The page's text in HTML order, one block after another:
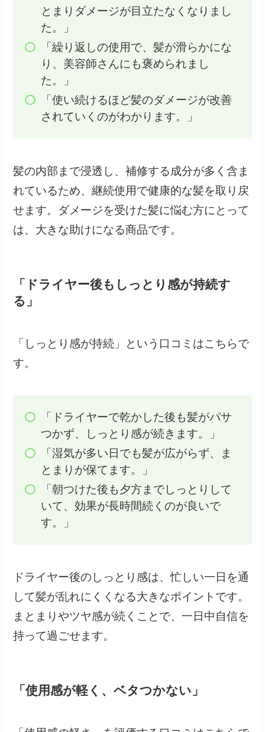
とまりダメージが目立たなくなりまし
た。」
「繰り返しの使用で、髪が滑らかにな
り、美容師さんにも褒められまし
た。」
「使い続けるほど髪のダメージが改善
されていくのがわかります。」
髪の内部まで浸透し、補修する成分が多く含ま
れているため、継続使用で健康的な髪を取り戻
せます。ダメージを受けた髪に悩む方にとって
は、大きな助けになる商品です。
「ドライヤー後もしっとり感が持続す
る」
「しっとり感が持続」という口コミはこちらで
す。
「ドライヤーで乾かした後も髪がパサ
つかず、しっとり感が続きます。」
「湿気が多い日でも髪が広がらず、ま
とまりが保てます。」
「朝つけた後も夕方までしっとりして
いて、効果が長時間続くのが良いで
す。」
ドライヤー後のしっとり感は、忙しい一日を通
して髪が乱れにくくなる大きなポイントです。
まとまりやツヤ感が続くことで、一日中自信を
持って過ごせます。
「使用感が軽く、ベタつかない」